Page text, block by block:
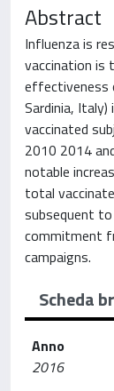
Abstract
Influenza is
vaccination is
effectiveness
Sardinia,
vaccinated
2010 2014
notable
total
subsequent
commitment
campaigns.
Scheda
Anno
2016